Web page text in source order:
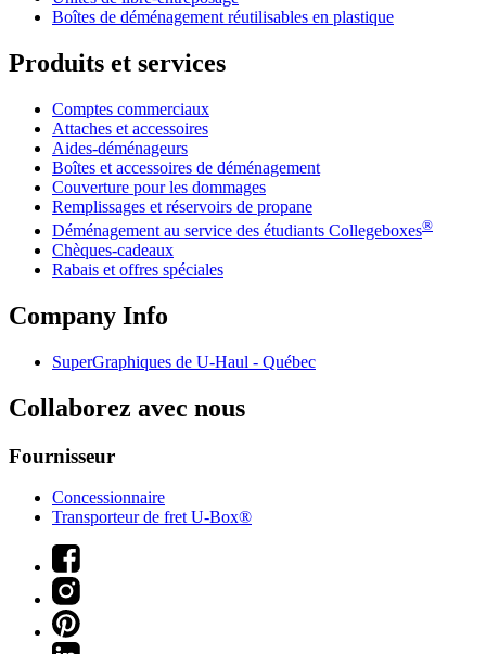
Boîtes de déménagement réutilisables en plastique
Produits et services
Comptes commerciaux
Attaches et accessoires
Aides-déménageurs
Boîtes et accessoires de déménagement
Couverture pour les dommages
Remplissages et réservoirs de propane
Déménagement au service des étudiants Collegeboxes®
Chèques-cadeaux
Rabais et offres spéciales
Company Info
SuperGraphiques de U-Haul - Québec
Collaborez avec nous
Fournisseur
Concessionnaire
Transporteur de fret U-Box®